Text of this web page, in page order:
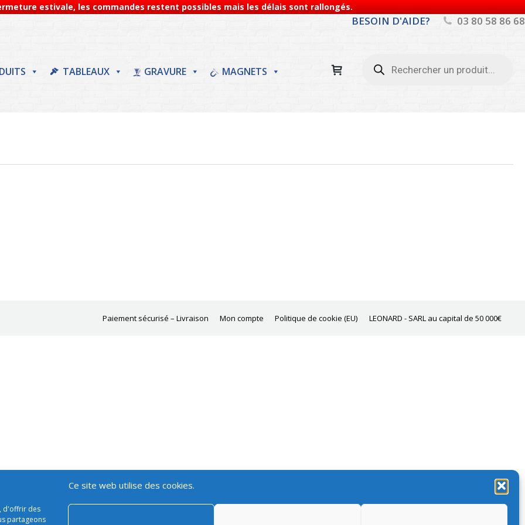
estivale, les commandes restent possibles mais les délais sont rallongés.
Ce site web utilise des cookies.
d'offrir des
partageons
BESOIN D'AIDE? 03 80 58 86 68
TABLEAUX GRAVURE
MAGNETS
produits
Paiement sécurisé – Livraison Mon compte Politique de cookie (EU) LEONARD - SARL au capital de 50 000€